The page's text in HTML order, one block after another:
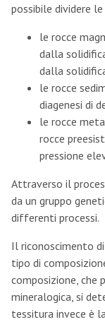
possibile dividere
le rocce
dalla
dalla
le rocce
diagenesi di
le rocce
rocce
pressione
Attraverso il
da un gruppo
differenti processi.
Il riconoscimento
tipo di
composizione, che
mineralogica, si
tessitura invece è